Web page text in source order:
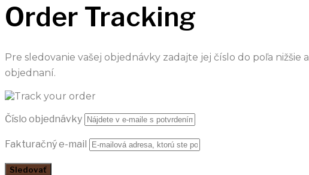
Order Tracking
Pre sledovanie vašej objednávky zadajte jej číslo do poľa
objednaní.
Číslo objednávky
Fakturačný e-mail